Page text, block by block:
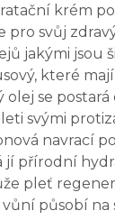
krém
pro svůj
jakými jsou
které
olej se
svými
navrací
jí přírodní
pleť
působí na